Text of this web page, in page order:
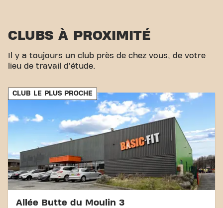
transport : Parking :Un parking gratuit est
de bus Tournan se trouve à proximité, offrant une
option pratique pour les utilisateurs des transports
déplacent en train. Avec notre emplacement central
et nos options de transport accessibles, atteindre
vos objectifs de fitness n'a jamais été aussi simple.
Venez au Basic-Fit Tournan-en-Brie Rue de la
Libération et rejoignez notre communauté fitness.
CLUBS À PROXIMITÉ
Il y a toujours un club près de chez vous, de votre
lieu de travail d'étude.
CLUB LE PLUS PROCHE
Allée Butte du Moulin 3